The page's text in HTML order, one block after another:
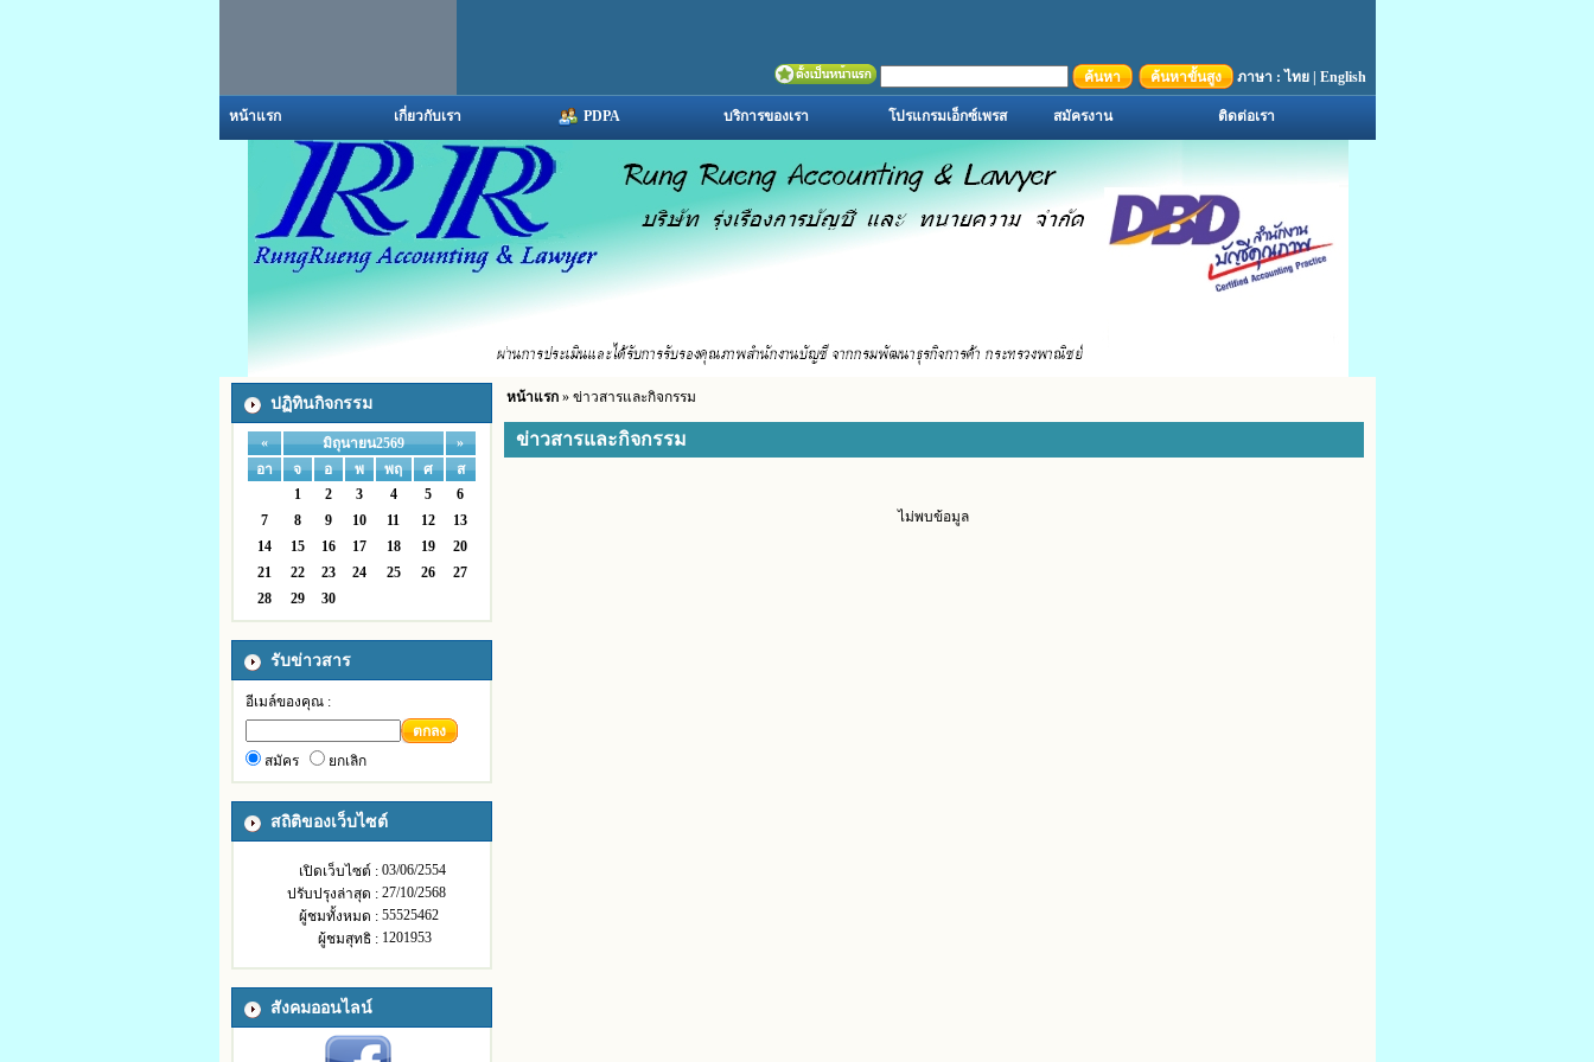
ค้นหา ค้นหาขั้นสูง ภาษา : ไทย| English
หน้าแรก เกี่ยวกับเรา PDPA บริการของเรา โปรแกรมเอ็กซ์เพรส สมัครงาน ติดต่อเรา
ปฏิทินกิจกรรม
« มิถุนายน2569
»
อา
จ อ พ พฤ ศ
ส
1
2 3 4 5
6
7
8 9 10 11 12
13
14
15 16 17 18 19
20
21
22 23 24 25 26
27
28
29 30
รับข่าวสาร
อีเมล์ของคุณ :
ตกลง
สมัคร
ยกเลิก
สถิติของเว็บไซต์
เปิดเว็บไซต์ : 03/06/2554
ปรับปรุงล่าสุด : 27/10/2568
ผู้ชมทั้งหมด : 55525462
ผู้ชมสุทธิ : 1201953
สังคมออนไลน์
หน้าแรก» ข่าวสารและกิจกรรม
ข่าวสารและกิจกรรม
ไม่พบข้อมูล